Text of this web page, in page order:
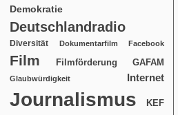
Demokratie
Deutschlandradio
Diversität Dokumentarfilm Facebook
Film Filmförderung GAFAM
Glaubwürdigkeit Internet
Journalismus KEF